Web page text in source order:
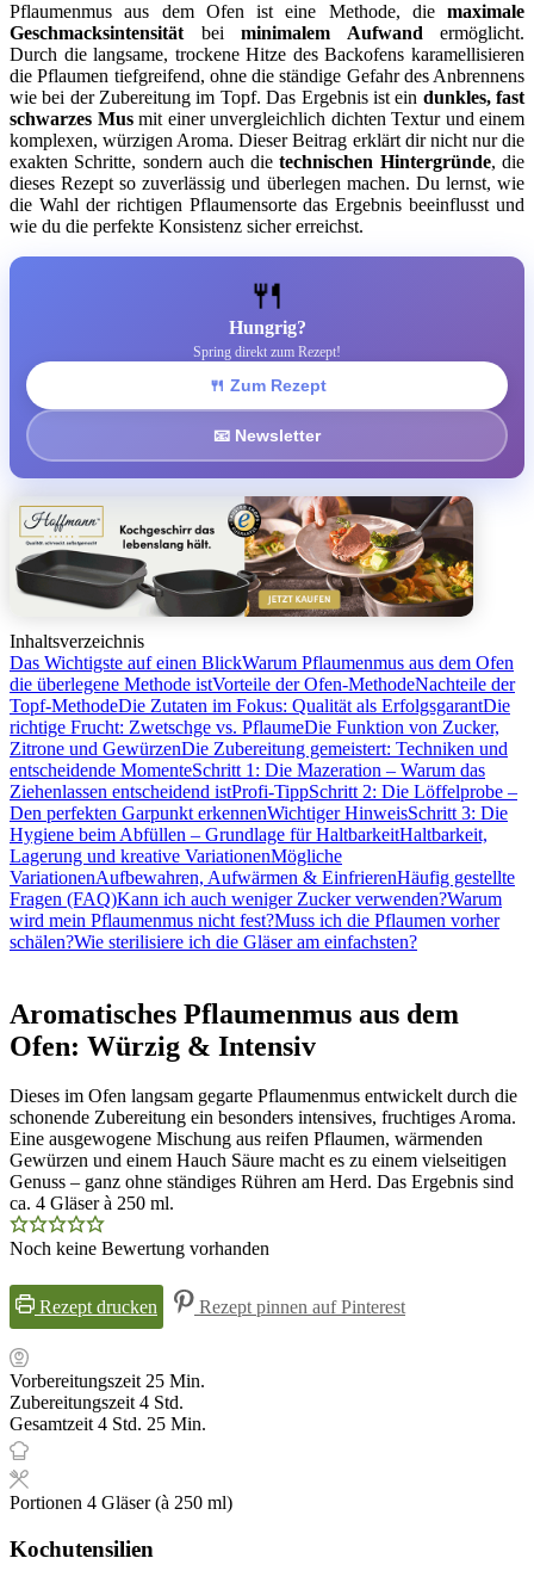
Pflaumenmus aus dem Ofen ist eine Methode, die maximale
Geschmacksintensitätbei minimalem Aufwandermöglicht.
Durch die langsame, trockene Hitze des Backofens karamellisieren
die Pflaumen tiefgreifend, ohne die ständige Gefahr des Anbrennens
wie bei der Zubereitung im Topf. Das Ergebnis ist ein dunkles, fast
schwarzes Musmit einer unvergleichlich dichten Textur und einem
komplexen, würzigen Aroma. Dieser Beitrag erklärt dir nicht nur die
exakten Schritte, sondern auch dietechnischen Hintergründe, die
dieses Rezept so zuverlässig und überlegen machen. Du lernst, wie
die Wahl der richtigen Pflaumensorte das Ergebnis beeinflusst und
wie du die perfekte Konsistenz sicher erreichst.
🍴
Hungrig?
Spring direkt zum Rezept!
🍴 Zum Rezept
📧 Newsletter
Inhaltsverzeichnis
Das Wichtigste auf einen BlickWarum Pflaumenmus aus dem Ofen
die überlegene Methode istVorteile der Ofen-MethodeNachteile der
Topf-MethodeDie Zutaten im Fokus: Qualität als ErfolgsgarantDie
richtige Frucht: Zwetschge vs. PflaumeDie Funktion von Zucker,
Zitrone und GewürzenDie Zubereitung gemeistert: Techniken und
entscheidende MomenteSchritt 1: Die Mazeration – Warum das
Ziehenlassen entscheidend istProfi-TippSchritt 2: Die Löffelprobe –
Den perfekten Garpunkt erkennenWichtiger HinweisSchritt 3: Die
Hygiene beim Abfüllen – Grundlage für HaltbarkeitHaltbarkeit,
Lagerung und kreative VariationenMögliche
VariationenAufbewahren, Aufwärmen & EinfrierenHäufig gestellte
Fragen (FAQ)Kann ich auch weniger Zucker verwenden?Warum
wird mein Pflaumenmus nicht fest?Muss ich die Pflaumen vorher
schälen?Wie sterilisiere ich die Gläser am einfachsten?
Aromatisches Pflaumenmus aus dem
Ofen: Würzig & Intensiv
Dieses im Ofen langsam gegarte Pflaumenmus entwickelt durch die
schonende Zubereitung ein besonders intensives, fruchtiges Aroma.
Eine ausgewogene Mischung aus reifen Pflaumen, wärmenden
Gewürzen und einem Hauch Säure macht es zu einem vielseitigen
Genuss – ganz ohne ständiges Rühren am Herd. Das Ergebnis sind
ca. 4 Gläser à 250 ml.
Noch keine Bewertung vorhanden
Rezept drucken Rezept pinnen auf Pinterest
Vorbereitungszeit25Minuten
Min.
Zubereitungszeit4Stunden
Std.
Gesamtzeit4Stunden
Std. 25Minuten
Min.
Portionen 4 Gläser (à 250 ml)
Kochutensilien